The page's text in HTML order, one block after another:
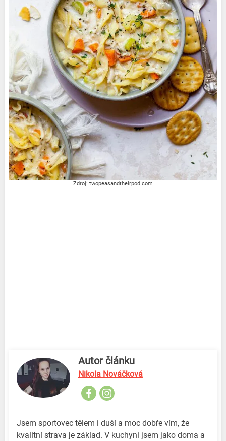
Zdroj: twopeasandtheirpod.com
Autor článku
Nikola Nováčková
Jsem sportovec tělem i duší a moc dobře vím, že
kvalitní strava je základ. V kuchyni jsem jako doma a